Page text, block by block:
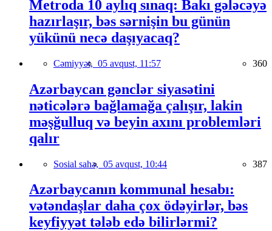
Metroda 10 aylıq sınaq: Bakı gələcəyə
hazırlaşır, bəs sərnişin bu günün
yükünü necə daşıyacaq?
Cəmiyyət, 05 avqust, 11:57 360
Azərbaycan gənclər siyasətini
nəticələrə bağlamağa çalışır, lakin
məşğulluq və beyin axını problemləri
qalır
Sosial sahə, 05 avqust, 10:44 387
Azərbaycanın kommunal hesabı:
vətəndaşlar daha çox ödəyirlər, bəs
keyfiyyət tələb edə bilirlərmi?